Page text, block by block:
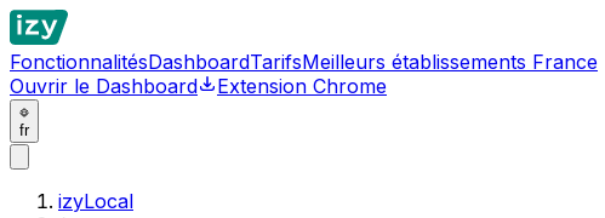
FonctionnalitésDashboardTarifsMeilleurs établissements France
Ouvrir le Dashboard
Extension Chrome
fr
izyLocal